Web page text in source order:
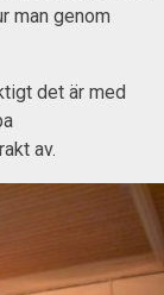
man genom
det är med
av.